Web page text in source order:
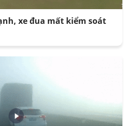
xe đua mất kiểm soát